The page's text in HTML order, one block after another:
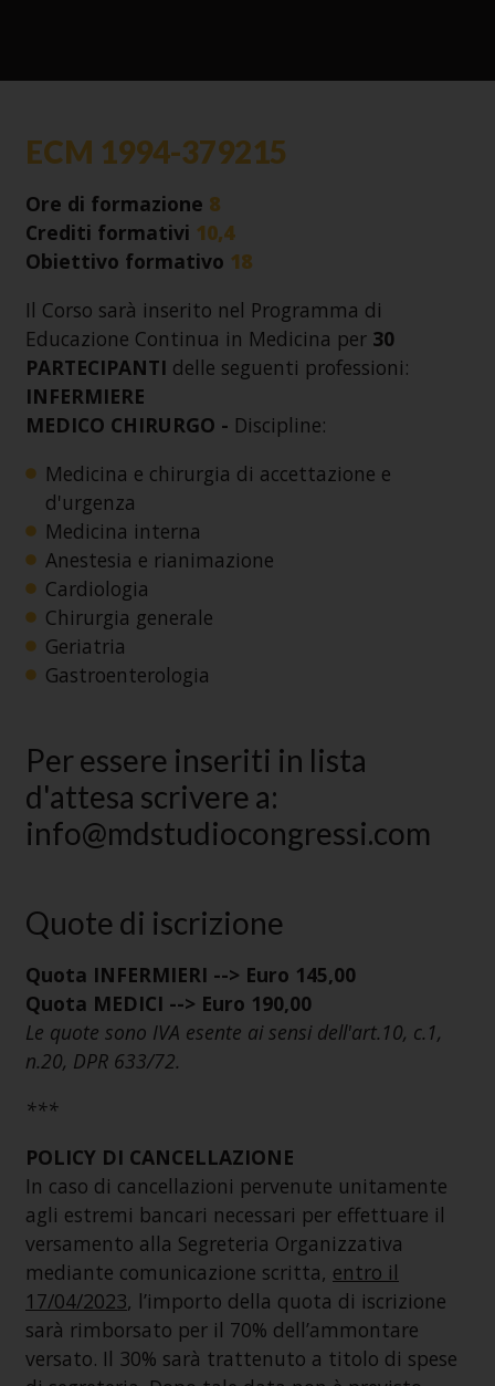
ECM 1994-379215
Ore di formazione 8
Crediti formativi 10,4
Obiettivo formativo 18
Il Corso sarà inserito nel Programma di
Educazione Continua in Medicina per 30
PARTECIPANTI delle seguenti professioni:
INFERMIERE
MEDICO CHIRURGO - Discipline:
Medicina e chirurgia di accettazione e
d'urgenza
Medicina interna
Anestesia e rianimazione
Cardiologia
Chirurgia generale
Geriatria
Gastroenterologia
Per essere inseriti in lista
d'attesa scrivere a:
info@mdstudiocongressi.com
Quote di iscrizione
Quota INFERMIERI --> Euro 145,00
Quota MEDICI --> Euro 190,00
Le quote sono IVA esente ai sensi dell'art.10, c.1,
n.20, DPR 633/72.
***
POLICY DI CANCELLAZIONE
In caso di cancellazioni pervenute unitamente
agli estremi bancari necessari per effettuare il
versamento alla Segreteria Organizzativa
mediante comunicazione scritta, entro il
17/04/2023, l’importo della quota di iscrizione
sarà rimborsato per il 70% dell’ammontare
versato. Il 30% sarà trattenuto a titolo di spese